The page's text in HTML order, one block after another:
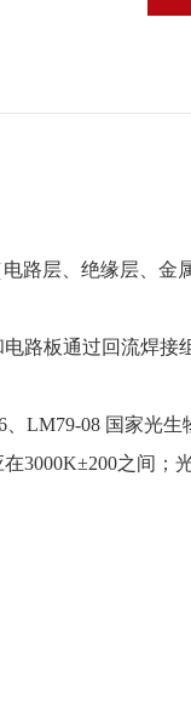
路层、绝缘层、金
路板通过回流焊
LM79-08 国家光生
在3000K±200之间；